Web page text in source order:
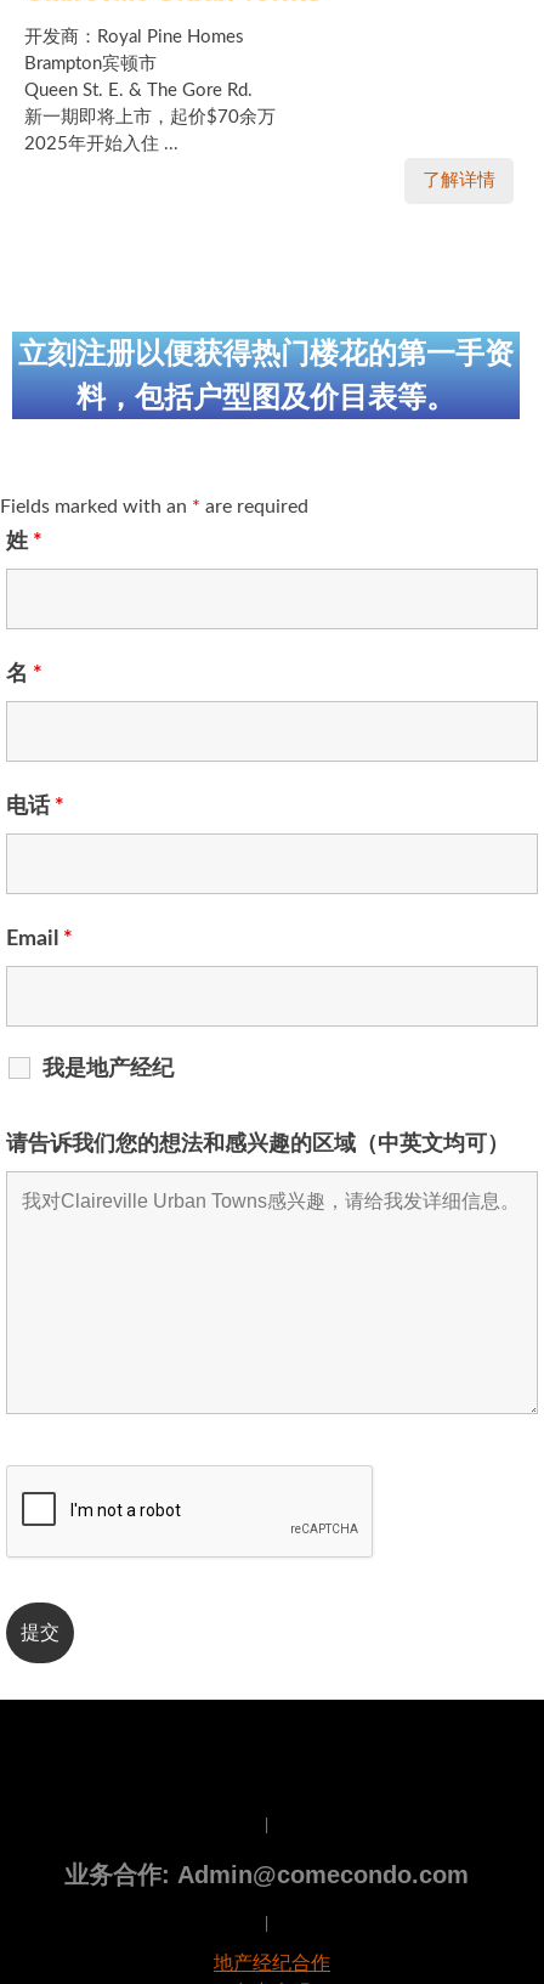
开发商：Royal Pine Homes
Brampton宾顿市
Queen St. E. & The Gore Rd.
新一期即将上市，起价$70余万
2025年开始入住 ...
了解详情
立刻注册以便获得热门楼花的第一手资
料，包括户型图及价目表等。
Fields marked with an * are required
姓 *
名 *
电话 *
Email *
我是地产经纪
请告诉我们您的想法和感兴趣的区域（中英文均可）
业务合作: Admin@comecondo.com
地产经纪合作